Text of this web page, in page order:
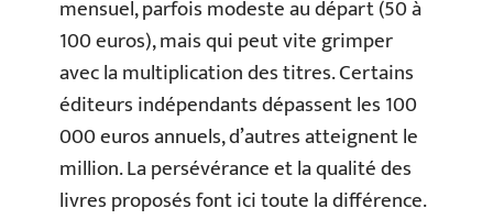
mensuel, parfois modeste au départ (50 à
100 euros), mais qui peut vite grimper
avec la multiplication des titres. Certains
éditeurs indépendants dépassent les 100
000 euros annuels, d’autres atteignent le
million. La persévérance et la qualité des
livres proposés font ici toute la différence.